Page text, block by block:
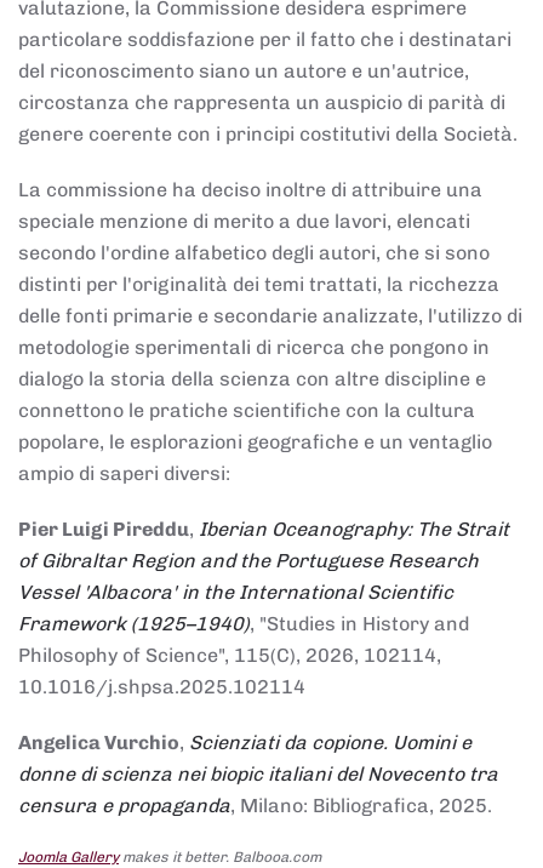
valutazione, la Commissione desidera esprimere
particolare soddisfazione per il fatto che i destinatari
del riconoscimento siano un autore e un'autrice,
circostanza che rappresenta un auspicio di parità di
genere coerente con i principi costitutivi della Società.
La commissione ha deciso inoltre di attribuire una
speciale menzione di merito a due lavori, elencati
secondo l'ordine alfabetico degli autori, che si sono
distinti per l'originalità dei temi trattati, la ricchezza
delle fonti primarie e secondarie analizzate, l'utilizzo di
metodologie sperimentali di ricerca che pongono in
dialogo la storia della scienza con altre discipline e
connettono le pratiche scientifiche con la cultura
popolare, le esplorazioni geografiche e un ventaglio
ampio di saperi diversi:
Pier Luigi Pireddu, Iberian Oceanography: The Strait
of Gibraltar Region and the Portuguese Research
Vessel 'Albacora' in the International Scientific
Framework (1925–1940), "Studies in History and
Philosophy of Science", 115(C), 2026, 102114,
10.1016/j.shpsa.2025.102114
Angelica Vurchio, Scienziati da copione. Uomini e
donne di scienza nei biopic italiani del Novecento tra
censura e propaganda, Milano: Bibliografica, 2025.
Joomla Gallerymakes it better. Balbooa.com